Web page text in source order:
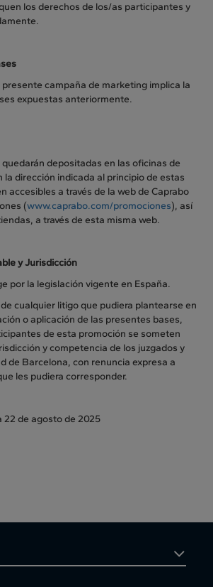
los derechos de los/as participantes y
campaña de marketing implica la
expuestas anteriormente.
depositadas en las oficinas de
la dirección indicada al principio de estas
accesibles a través de la web de Caprabo
(www.caprabo.com/promociones), así
a través de esta misma web.
y Jurisdicción
por la legislación vigente en España.
cualquier litigo que pudiera plantearse en
o aplicación de las presentes bases,
de esta promoción se someten
y competencia de los juzgados y
de Barcelona, con renuncia expresa a
les pudiera corresponder.
22 de agosto de 2025